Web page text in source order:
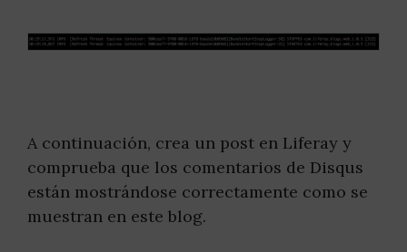
A continuación, crea un post en Liferay y
comprueba que los comentarios de Disqus
están mostrándose correctamente como se
muestran en este blog.